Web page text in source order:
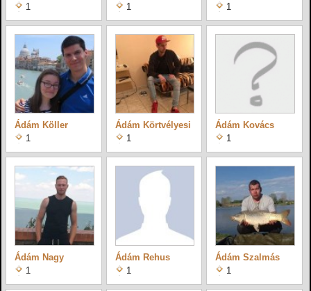
1
1
1
Ádám Köller
1
Ádám Körtvélyesi
1
Ádám Kovács
1
Ádám Nagy
1
Ádám Rehus
1
Ádám Szalmás
1